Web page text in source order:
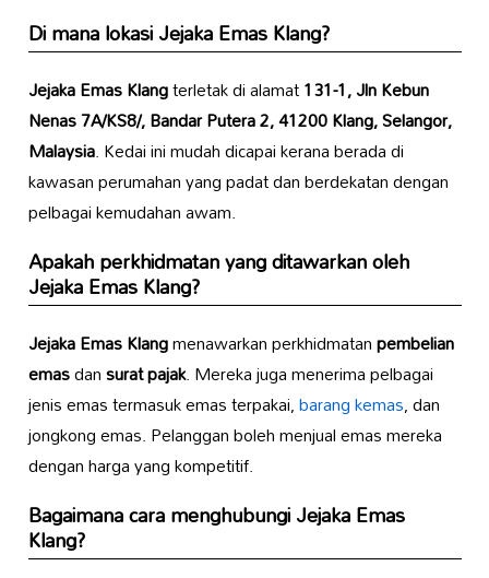
Di mana lokasi Jejaka Emas Klang?
Jejaka Emas Klangterletak di alamat131-1, Jln Kebun
Nenas 7A/KS8/, Bandar Putera 2, 41200 Klang, Selangor,
Malaysia. Kedai ini mudah dicapai kerana berada di
kawasan perumahan yang padat dan berdekatan dengan
pelbagai kemudahan awam.
Apakah perkhidmatan yang ditawarkan oleh
Jejaka Emas Klang?
Jejaka Emas Klangmenawarkan perkhidmatanpembelian
emasdansurat pajak. Mereka juga menerima pelbagai
jenis emas termasuk emas terpakai,barang kemas, dan
jongkong emas. Pelanggan boleh menjual emas mereka
dengan harga yang kompetitif.
Bagaimana cara menghubungi Jejaka Emas
Klang?